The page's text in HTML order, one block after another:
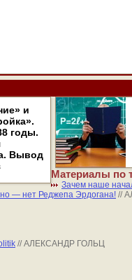
и
годы.
Вывод
Материалы по
Зачем наше
— нет Реджепа Эрдогана! //
// АЛЕКСАНДР ГОЛЬЦ